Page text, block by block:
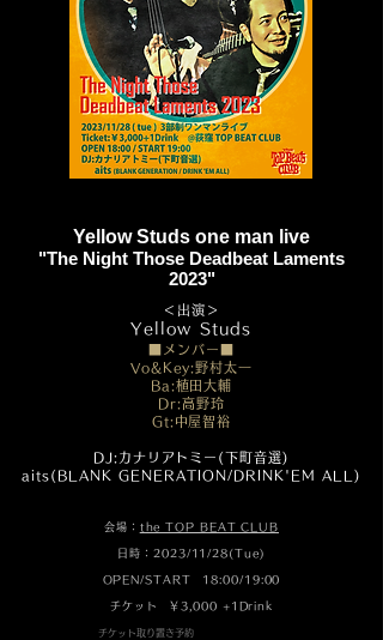
Yellow Studs one man live
"The Night Those Deadbeat Laments
2023"
＜出演＞
​Yellow Studs
■メンバー■
Vo&Key:野村太一
Ba:植田大輔
Dr:高野玲
Gt:中屋智裕
DJ:カナリアトミー(下町音選)
aits(BLANK GENERATION/DRINK'EM ALL)
会場： the TOP BEAT CLUB
日時：2023/11/28(Tue)
OPEN/START 18:00/19:00
チケット ￥3,000 +1Drink
チケット取り置き予約